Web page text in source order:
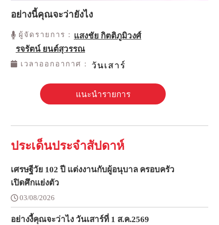
อย่างนี้คุณจะว่ายังไง
ผู้จัดรายการ： แสงชัย กิตติภูมิวงศ์
รจรัตน์ ยนต์สุวรรณ
เวลาออกอากาศ： วันเสาร์
แนะนำรายการ
ประเด็นประจำสัปดาห์
เศรษฐีวัย 102 ปี แต่งงานกับผู้อนุบาล ครอบครัว
เปิดศึกแย่งตัว
03/08/2026
อย่างงี้คุณจะว่าไง วันเสาร์ที่ 1 ส.ค.2569